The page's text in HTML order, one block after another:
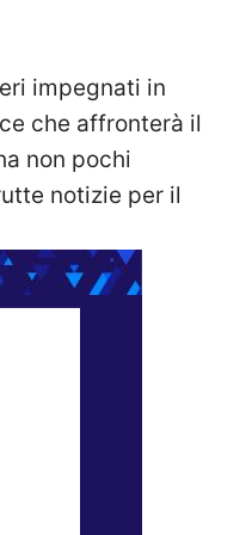
impegnati in
che affronterà il
non pochi
notizie per il